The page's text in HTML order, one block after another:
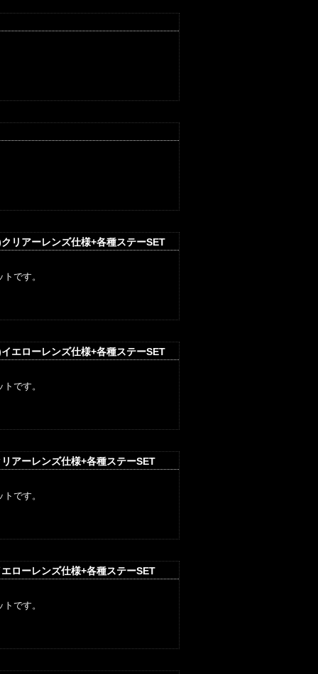
リアーレンズ仕様+各種ステーSET
です。
エローレンズ仕様+各種ステーSET
です。
アーレンズ仕様+各種ステーSET
です。
ローレンズ仕様+各種ステーSET
です。